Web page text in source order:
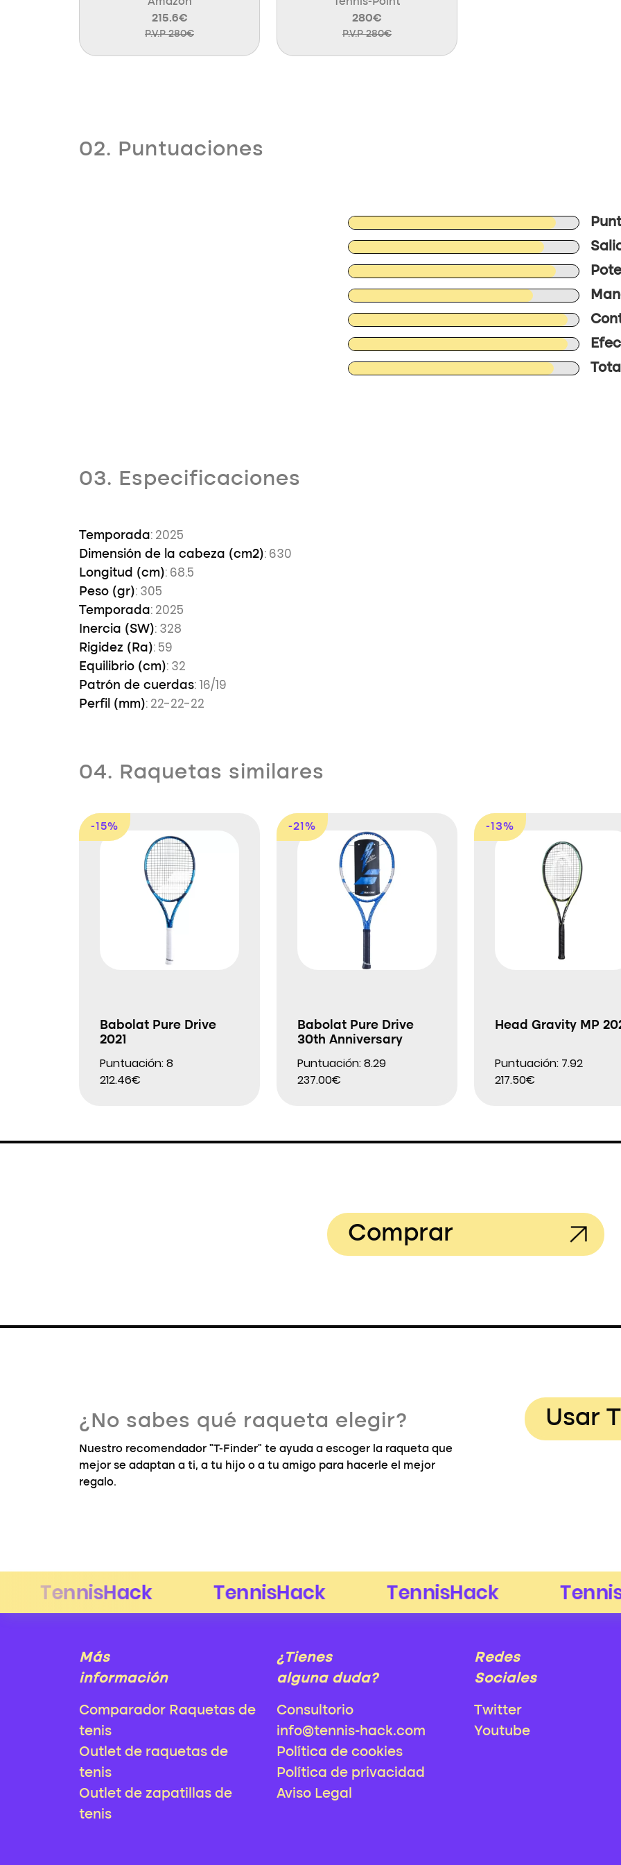
215.6€
P.V.P 280€
280€
P.V.P 280€
02. Puntuaciones
03. Especificaciones
Temporada: 2025
Dimensión de la cabeza (cm2): 630
Longitud (cm): 68.5
Peso (gr): 305
Temporada: 2025
Inercia (SW): 328
Rigidez (Ra): 59
Equilibrio (cm): 32
Patrón de cuerdas: 16/19
Perfil (mm): 22-22-22
04. Raquetas similares
-15%
Babolat Pure Drive
2021
Puntuación: 8
212.46€
-21%
Babolat Pure Drive
30th Anniversary
Puntuación: 8.29
237.00€
-13%
Head Gravity MP
Puntuación: 7.92
217.50€
Comprar
¿No sabes qué raqueta elegir?
Nuestro recomendador "T-Finder" te ayuda a escoger la raqueta que
mejor se adaptan a ti, a tu hijo o a tu amigo para hacerle el mejor
regalo.
Usar
Más
información
Comparador Raquetas de
tenis
Outlet de raquetas de
tenis
Outlet de zapatillas de
tenis
¿Tienes
alguna duda?
Consultorio
info@tennis-hack.com
Política de cookies
Política de privacidad
Aviso Legal
Redes
Sociales
Twitter
Youtube